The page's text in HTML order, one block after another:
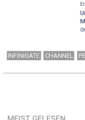
INFINIGATE CHANNEL